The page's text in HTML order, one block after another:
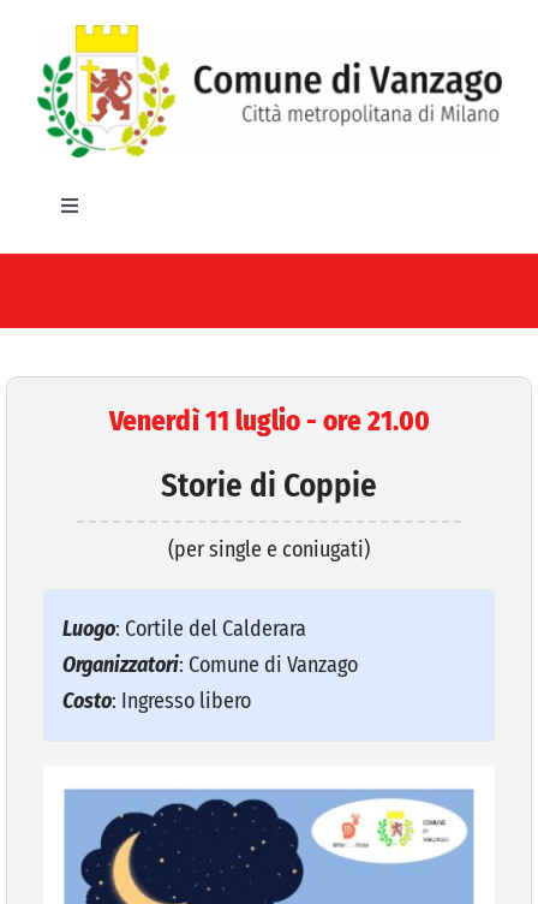
contenuto
Toggle
HOME
IL COMUNE
AREE TEMATICHE
VIVERE VANZAGO
COMUNICAZIONE
Venerdì 11 luglio - ore 21.00
Storie di Coppie
(per single e coniugati)
Luogo: Cortile del Calderara
Organizzatori: Comune di Vanzago
Costo: Ingresso libero